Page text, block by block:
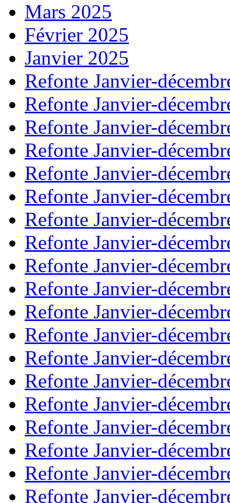
Mars 2025
Février 2025
Janvier 2025
Refonte Janvier-
Refonte Janvier-
Refonte Janvier-
Refonte Janvier-
Refonte Janvier-
Refonte Janvier-
Refonte Janvier-
Refonte Janvier-
Refonte Janvier-
Refonte Janvier-
Refonte Janvier-
Refonte Janvier-
Refonte Janvier-
Refonte Janvier-
Refonte Janvier-
Refonte Janvier-
Refonte Janvier-
Refonte Janvier-
Refonte Janvier-